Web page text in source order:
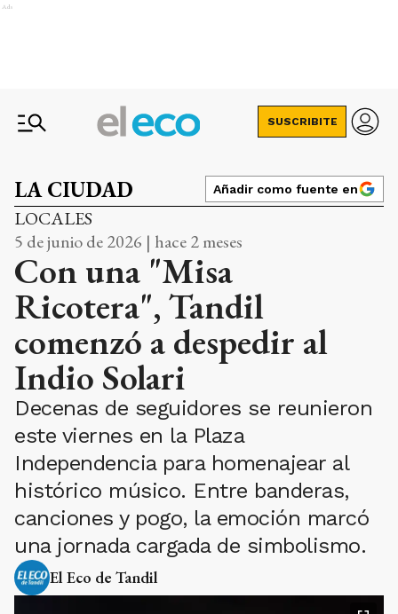
Ads
SUSCRIBITE
LA CIUDAD Añadir como fuente en
LOCALES
5 de junio de 2026 | hace 2 meses
Con una "Misa
Ricotera", Tandil
comenzó a despedir al
Indio Solari
Decenas de seguidores se reunieron
este viernes en la Plaza
Independencia para homenajear al
histórico músico. Entre banderas,
canciones y pogo, la emoción marcó
una jornada cargada de simbolismo.
El Eco de Tandil